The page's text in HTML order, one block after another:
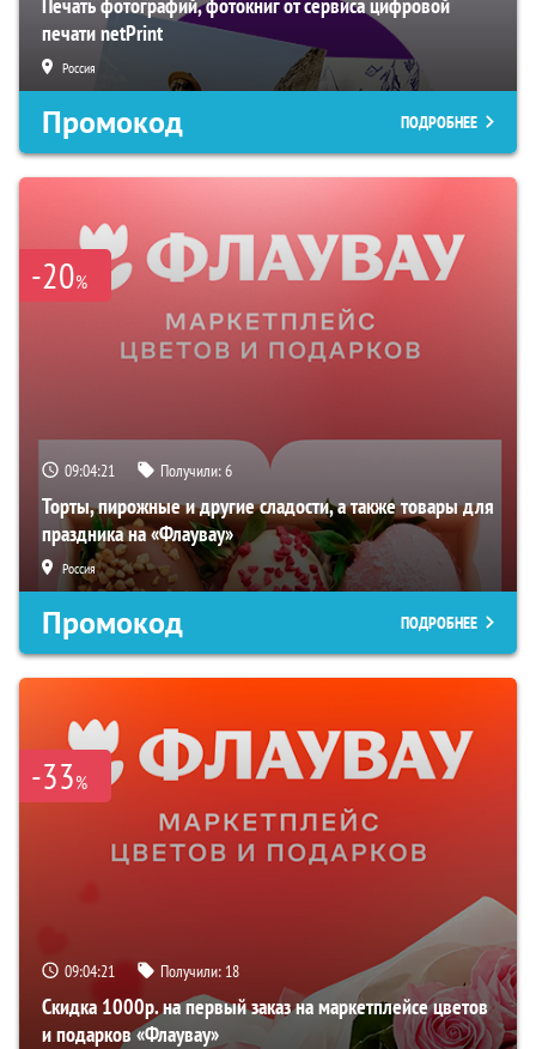
печати netPrint
Россия
Промокод ПОДРОБНЕЕ
-20%
09:04:20 Получили:6
Торты, пирожные и другие сладости, а также товары для
праздника на «Флаувау»
Россия
Промокод ПОДРОБНЕЕ
-33%
09:04:20 Получили: 18
Скидка 1000р. на первый заказ на маркетплейсе цветов
и подарков «Флаувау»